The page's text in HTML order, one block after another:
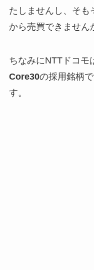
たしませんし、そも
から売買できません
ちなみにNTTドコモ
Core30の採用銘柄
す。